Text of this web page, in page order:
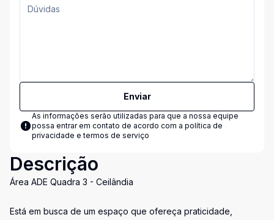
Enviar
As informações serão utilizadas para que a nossa equipe
possa entrar em contato de acordo com a política de
privacidade e termos de serviço
Descrição
Área ADE Quadra 3 - Ceilândia
Está em busca de um espaço que ofereça praticidade,